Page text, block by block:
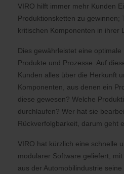
VIRO hilft immer mehr Kunden
Produktionsketten zu gewinnen;
kritischen Komponenten in ihrer
Dies gewährleistet eine
Produkte und Prozesse. Auf
Kunden alles über die Herkunft
Komponenten, aus denen ein
diese gewesen? Welche
durchlaufen? Wer hat sie
Rückverfolgbarkeit, darum geht
VIRO hat kürzlich eine schnelle
modularer Software geliefert,
aus der Automobilindustrie